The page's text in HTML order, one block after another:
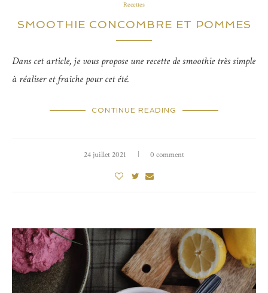
Recettes
SMOOTHIE CONCOMBRE ET POMMES
Dans cet article, je vous propose une recette de smoothie très simple
à réaliser et fraîche pour cet été.
CONTINUE READING
24 juillet 2021 0 comment